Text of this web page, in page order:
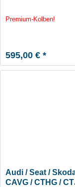
Premium-Kolben!
595,00 € *
Audi / Seat /
CAVG / CTHG /